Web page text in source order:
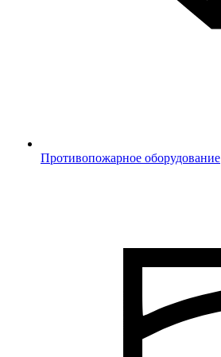
Противопожарное оборудование